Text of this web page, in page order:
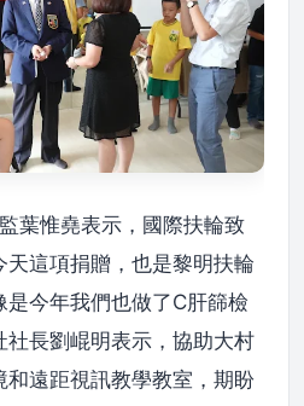
葉惟堯表示，國際扶輪致
這項捐贈，也是黎明扶輪
今年我們也做了C肝篩檢
社長劉崐明表示，協助大村
和遠距視訊教學教室，期盼